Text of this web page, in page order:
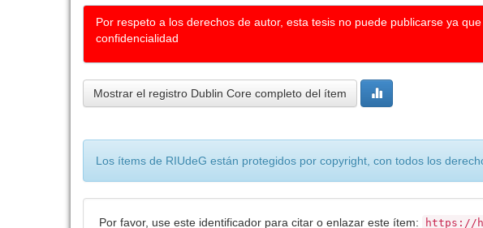
Por respeto a los derechos de autor, esta tesis no puede publicarse ya
confidencialidad
Mostrar el registro Dublin Core completo del ítem
Los ítems de RIUdeG están protegidos por copyright, con todos los
Por favor, use este identificador para citar o enlazar este ítem: https://